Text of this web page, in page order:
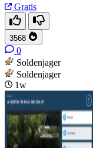
Gratis
3568
0
Soldenjager
Soldenjager
1w